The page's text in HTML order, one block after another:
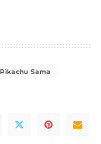
Pìkachu Sama